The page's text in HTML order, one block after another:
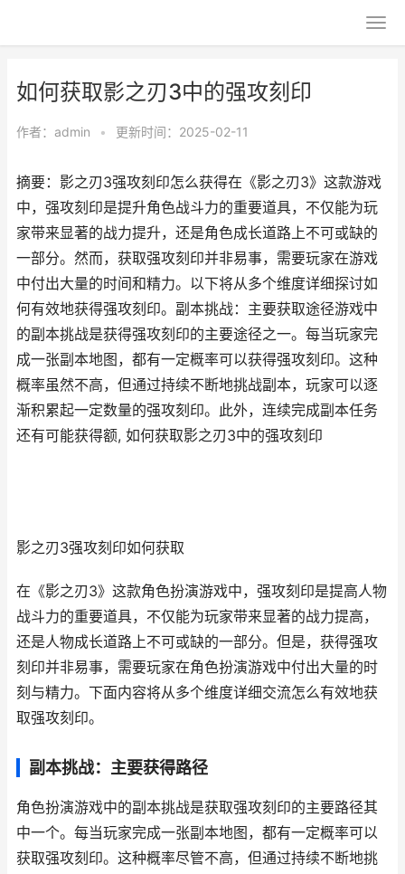
如何获取影之刃3中的强攻刻印
作者： admin • 更新时间：2025-02-11
摘要：影之刃3强攻刻印怎么获得在《影之刃3》这款游戏
中，强攻刻印是提升角色战斗力的重要道具，不仅能为玩
家带来显著的战力提升，还是角色成长道路上不可或缺的
一部分。然而，获取强攻刻印并非易事，需要玩家在游戏
中付出大量的时间和精力。以下将从多个维度详细探讨如
何有效地获得强攻刻印。副本挑战：主要获取途径游戏中
的副本挑战是获得强攻刻印的主要途径之一。每当玩家完
成一张副本地图，都有一定概率可以获得强攻刻印。这种
概率虽然不高，但通过持续不断地挑战副本，玩家可以逐
渐积累起一定数量的强攻刻印。此外，连续完成副本任务
还有可能获得额, 如何获取影之刃3中的强攻刻印
影之刃3强攻刻印如何获取
在《影之刃3》这款角色扮演游戏中，强攻刻印是提高人物
战斗力的重要道具，不仅能为玩家带来显著的战力提高，
还是人物成长道路上不可或缺的一部分。但是，获得强攻
刻印并非易事，需要玩家在角色扮演游戏中付出大量的时
刻与精力。下面内容将从多个维度详细交流怎么有效地获
取强攻刻印。
副本挑战：主要获得路径
角色扮演游戏中的副本挑战是获取强攻刻印的主要路径其
中一个。每当玩家完成一张副本地图，都有一定概率可以
获取强攻刻印。这种概率尽管不高，但通过持续不断地挑